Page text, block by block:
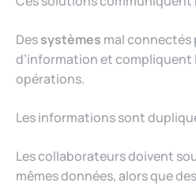
Dessystèmes mal
d’information et
opérations.
Les informations sont
Les collaborateurs doivent
mêmes données, alors que